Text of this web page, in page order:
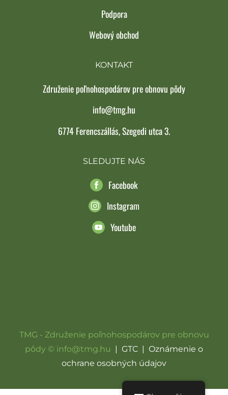
Podpora
Webový obchod
KONTAKT
Združenie poľnohospodárov pre obnovu pôdy
info@tmg.hu
6774 Ferencszállás, Szegedi utca 3.
SLEDUJTE NÁS
Facebook
Instagram
Youtube
TMG - Združenie poľnohospodárov pre obnovu
pôdy © info@tmg.hu | GTC | Oznámenie o
ochrane osobných údajov